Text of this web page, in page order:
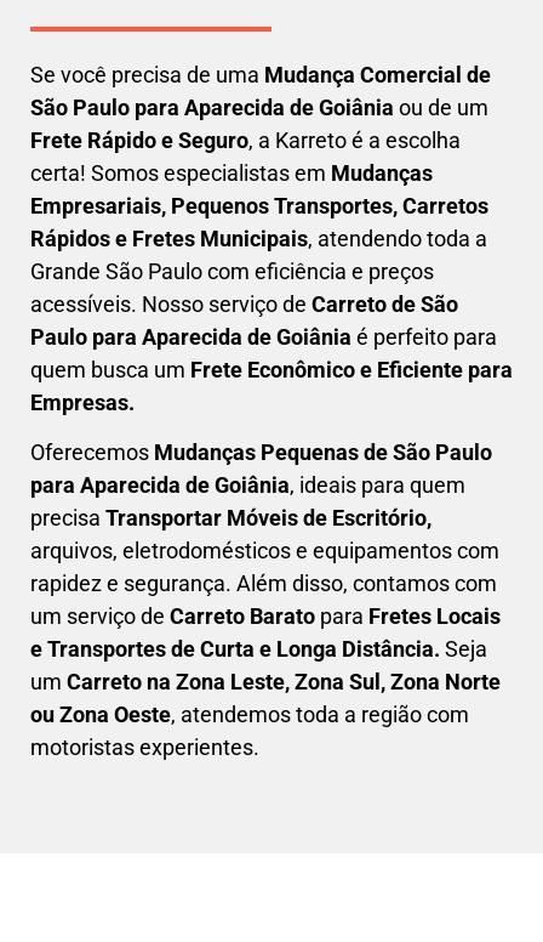
Se você precisa de uma Mudança Comercial de
São Paulo para Aparecida de Goiânia ou de um
Frete Rápido e Seguro, a Karreto é a escolha
certa! Somos especialistas em Mudanças
Empresariais, Pequenos Transportes, Carretos
Rápidos e Fretes Municipais, atendendo toda a
Grande São Paulo com eficiência e preços
acessíveis. Nosso serviço de Carretode São
Paulo para Aparecida de Goiânia é perfeito para
quem busca um Frete Econômico e Eficiente para
Empresas.
Oferecemos Mudanças Pequenasde São Paulo
para Aparecida de Goiânia, ideais para quem
precisa Transportar Móveis de Escritório,
arquivos, eletrodomésticos e equipamentos com
rapidez e segurança. Além disso, contamos com
um serviço de Carreto Barato para Fretes Locais
e Transportes de Curta e Longa Distância. Seja
um Carreto na Zona Leste, Zona Sul, Zona Norte
ou Zona Oeste, atendemos toda a região com
motoristas experientes.